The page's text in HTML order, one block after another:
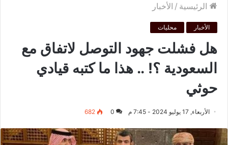
الرئيسية / الأخبار
الأخبار محليات
هل فشلت جهود التوصل لاتفاق مع
السعودية ؟! .. هذا ما كتبه قيادي
حوثي
الأربعاء, 17 يوليو 2024 - 7:45 م 0
682